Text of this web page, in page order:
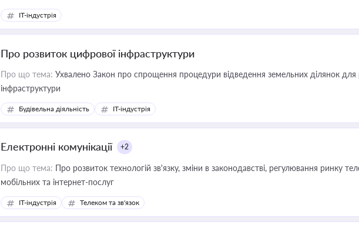
IT-індустрія
Про розвиток цифрової інфраструктури
Про що тема: Ухвалено Закон про спрощення процедури відведення земельних ділянок для
інфраструктури
Будівельна діяльність IT-індустрія
Електронні комунікації +2
Про що тема: Про розвиток технологій зв'язку, зміни в законодавстві, регулювання ринку
мобільних та інтернет-послуг
IT-індустрія Телеком та зв'язок